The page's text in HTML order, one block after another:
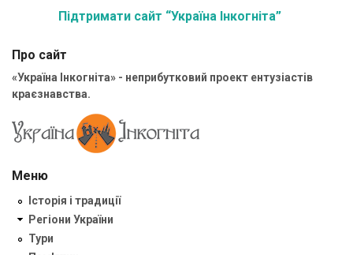
Підтримати сайт “Україна Інкогніта”
Про сайт
«Україна Інкогніта» - неприбутковий проект ентузіастів
краєзнавства.
Меню
Історія і традиції
Регіони України
Тури